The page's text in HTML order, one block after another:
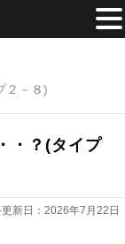
２－８)
・？(タイプ
新日：2026年7月22日